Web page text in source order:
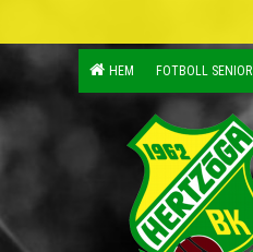
HEM FOTBOLL SENIOR